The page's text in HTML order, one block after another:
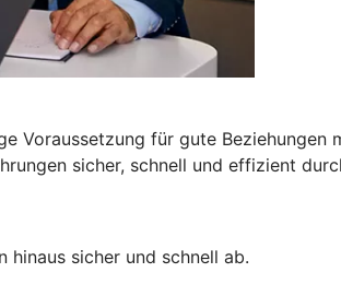
Voraussetzung für gute
sicher, schnell und effizient
hinaus sicher und schnell ab.